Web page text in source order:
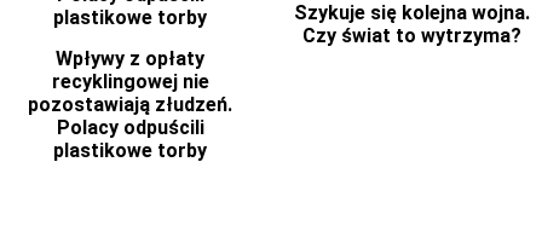
Wpływy z opłaty
recyklingowej nie
pozostawiają złudzeń.
Polacy odpuścili
plastikowe torby
Szykuje się kolejna wojna.
Czy świat to wytrzyma?